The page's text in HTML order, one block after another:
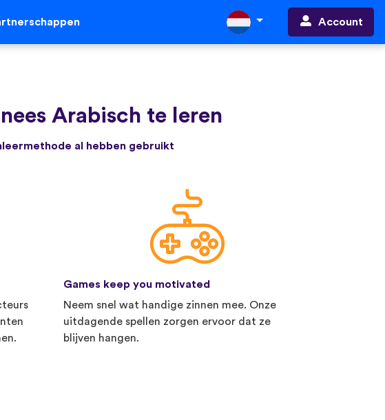
Account
Arabisch te leren
al hebben gebruikt
Games keep you motivated
Neem snel wat handige zinnen mee. Onze
uitdagende spellen zorgen ervoor dat ze
blijven hangen.